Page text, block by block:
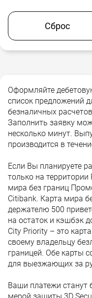
Сброс
Оформляйте
список предложений
безналичных
Заполнить заявку
несколько минут.
производится в
Если Вы планируете
только на
мира без границ
Citibank. Карта мира
держателю 500
на остаток и кэшбэк
City Priority – это
своему владельцу
границей. Обе карты
для выезжающих за
Ваши платежи станут